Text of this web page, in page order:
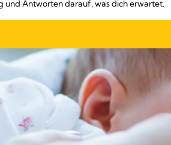
und Antworten darauf, was dich erwartet.